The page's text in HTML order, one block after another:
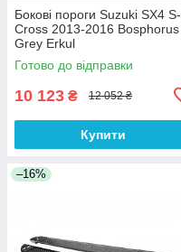
Бокові пороги Suzuki SX4 S-
Cross 2013-2016 Bosphorus
Grey Erkul
Готово до відправки
10 123 ₴ 12 052 ₴
Купити
–16%